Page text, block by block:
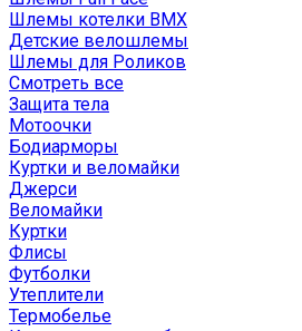
Шлемы котелки BMX
Детские велошлемы
Шлемы для Роликов
Смотреть все
Защита тела
Мотоочки
Бодиарморы
Куртки и веломайки
Джерси
Веломайки
Куртки
Флисы
Футболки
Утеплители
Термобелье